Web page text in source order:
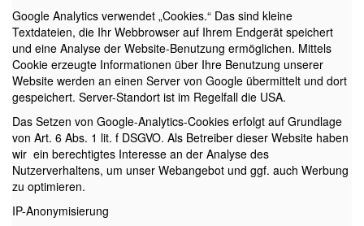
Google Analytics verwendet „Cookies.“ Das sind kleine
Textdateien, die Ihr Webbrowser auf Ihrem Endgerät speichert
und eine Analyse der Website-Benutzung ermöglichen. Mittels
Cookie erzeugte Informationen über Ihre Benutzung unserer
Website werden an einen Server von Google übermittelt und dort
gespeichert. Server-Standort ist im Regelfall die USA.
Das Setzen von Google-Analytics-Cookies erfolgt auf Grundlage
von Art. 6 Abs. 1 lit. f DSGVO. Als Betreiber dieser Website haben
wir ein berechtigtes Interesse an der Analyse des
Nutzerverhaltens, um unser Webangebot und ggf. auch Werbung
zu optimieren.
IP-Anonymisierung